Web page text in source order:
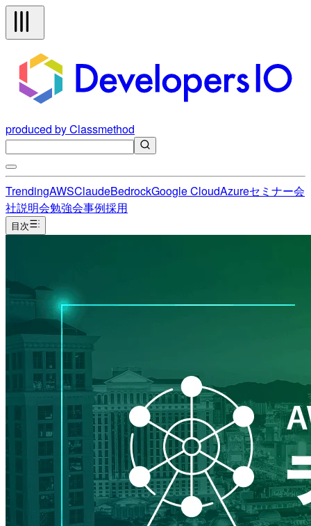
produced by Classmethod
TrendingAWSClaudeBedrockGoogle CloudAzureセミナー会
社説明会勉強会事例採用
目次